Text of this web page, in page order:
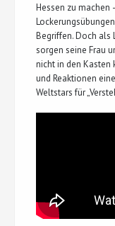
Hessen zu machen
Begriffen. Doch als
sorgen seine Frau
nicht in den
und Reaktionen
Weltstars für